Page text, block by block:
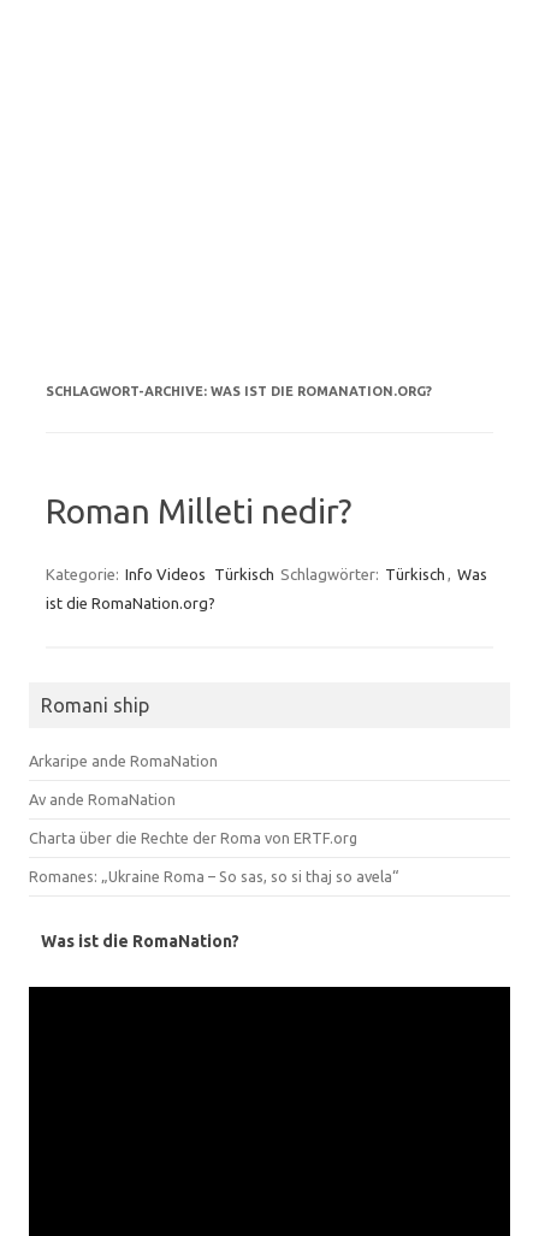
SCHLAGWORT-ARCHIVE: WAS IST DIE ROMANATION.ORG?
Roman Milleti nedir?
Kategorie: Info Videos Türkisch Schlagwörter: Türkisch , Was
ist die RomaNation.org?
Romani ship
Arkaripe ande RomaNation
Av ande RomaNation
Charta über die Rechte der Roma von ERTF.org
Romanes: „Ukraine Roma – So sas, so si thaj so avela“
Was ist die RomaNation?